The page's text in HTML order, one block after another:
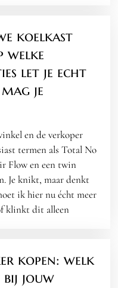
koelkast
welke
let je echt
je
en de verkoper
termen als Total No
Flow en een twin
Je knikt, maar denkt
ik hier nu écht meer
klinkt dit alleen
kopen: welk
bij jouw